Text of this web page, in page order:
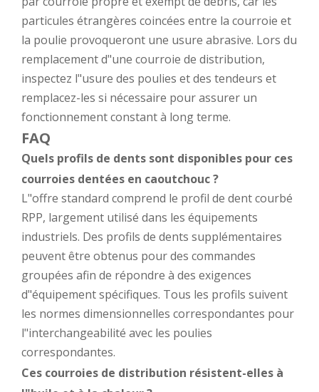
particules étrangères coincées entre la courroie et
la poulie provoqueront une usure abrasive. Lors du
remplacement d"une courroie de distribution,
inspectez l"usure des poulies et des tendeurs et
remplacez-les si nécessaire pour assurer un
fonctionnement constant à long terme.
FAQ
Quels profils de dents sont disponibles pour ces
courroies dentées en caoutchouc ?
L"offre standard comprend le profil de dent courbé
RPP, largement utilisé dans les équipements
industriels. Des profils de dents supplémentaires
peuvent être obtenus pour des commandes
groupées afin de répondre à des exigences
d"équipement spécifiques. Tous les profils suivent
les normes dimensionnelles correspondantes pour
l"interchangeabilité avec les poulies
correspondantes.
Ces courroies de distribution résistent-elles à